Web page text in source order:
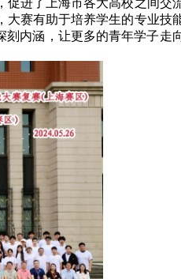
进了上海市各大高校之间交
大赛有助于培养学生的专业技
内涵，让更多的青年学子走